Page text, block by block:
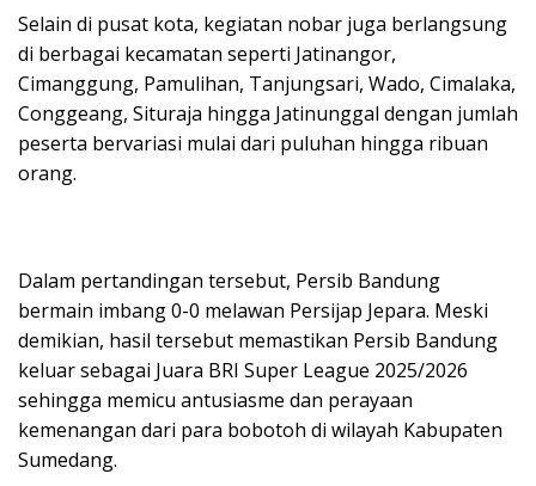
Selain di pusat kota, kegiatan nobar juga berlangsung
di berbagai kecamatan seperti Jatinangor,
Cimanggung, Pamulihan, Tanjungsari, Wado, Cimalaka,
Conggeang, Situraja hingga Jatinunggal dengan jumlah
peserta bervariasi mulai dari puluhan hingga ribuan
orang.
Dalam pertandingan tersebut, Persib Bandung
bermain imbang 0-0 melawan Persijap Jepara. Meski
demikian, hasil tersebut memastikan Persib Bandung
keluar sebagai Juara BRI Super League 2025/2026
sehingga memicu antusiasme dan perayaan
kemenangan dari para bobotoh di wilayah Kabupaten
Sumedang.